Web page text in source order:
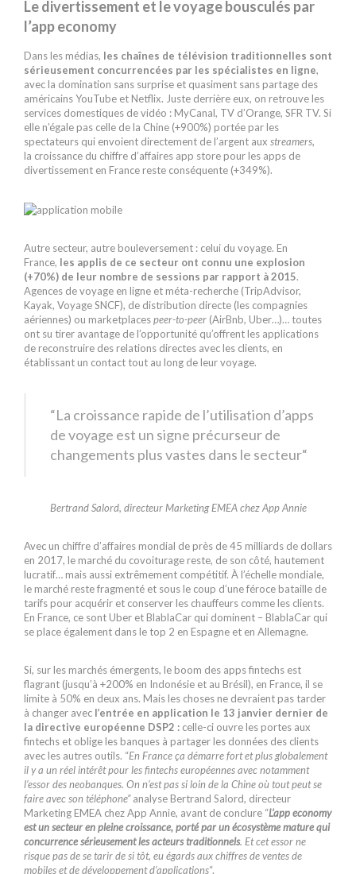
Le divertissement et le voyage bousculés par
l’app economy
Dans les médias, les chaînes de télévision traditionnelles sont
sérieusement concurrencées par les spécialistes en ligne,
avec la domination sans surprise et quasiment sans partage des
américains YouTube et Netflix. Juste derrière eux, on retrouve les
services domestiques de vidéo : MyCanal, TV d’Orange, SFR TV. Si
elle n’égale pas celle de la Chine (+900%) portée par les
spectateurs qui envoient directement de l’argent aux streamers,
la croissance du chiffre d’affaires app store pour les apps de
divertissement en France reste conséquente (+349%).
Autre secteur, autre bouleversement : celui du voyage. En
France, les applis de ce secteur ont connu une explosion
(+70%) de leur nombre de sessions par rapport à 2015.
Agences de voyage en ligne et méta-recherche (TripAdvisor,
Kayak, Voyage SNCF), de distribution directe (les compagnies
aériennes) ou marketplacespeer-to-peer (AirBnb, Uber…)… toutes
ont su tirer avantage de l’opportunité qu’offrent les applications
de reconstruire des relations directes avec les clients, en
établissant un contact tout au long de leur voyage.
“La croissance rapide de l’utilisation d’apps
de voyage est un signe précurseur de
changements plus vastes dans le secteur“
Bertrand Salord, directeur Marketing EMEA chez App Annie
Avec un chiffre d’affaires mondial de près de 45 milliards de dollars
en 2017, le marché du covoiturage reste, de son côté, hautement
lucratif… mais aussi extrêmement compétitif. À l’échelle mondiale,
le marché reste fragmenté et sous le coup d’une féroce bataille de
tarifs pour acquérir et conserver les chauffeurs comme les clients.
En France, ce sont Uber et BlablaCar qui dominent – BlablaCar qui
se place également dans le top 2 en Espagne et en Allemagne.
Si, sur les marchés émergents, le boom des apps fintechs est
flagrant (jusqu’à +200% en Indonésie et au Brésil), en France, il se
limite à 50% en deux ans. Mais les choses ne devraient pas tarder
à changer avec l’entrée en application le 13 janvier dernier de
la directive européenne DSP2 : celle-ci ouvre les portes aux
fintechs et oblige les banques à partager les données des clients
avec les autres outils. “En France ça démarre fort et plus globalement
il y a un réel intérêt pour les fintechs européennes avec notamment
l’essor des neobanques. On n’est pas si loin de la Chine où tout peut se
faire avec son téléphone”analyse Bertrand Salord, directeur
Marketing EMEA chez App Annie, avant de conclure “L’app economy
est un secteur en pleine croissance, porté par un écosystème mature qui
concurrence sérieusement les acteurs traditionnels. Et cet essor ne
risque pas de se tarir de si tôt, eu égards aux chiffres de ventes de
mobiles et de développement d’applications“.